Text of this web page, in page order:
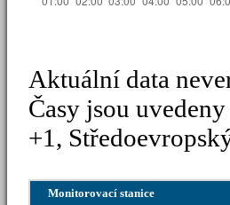
Monitorovací stanice
Aktuální data
Časy jsou
+1,